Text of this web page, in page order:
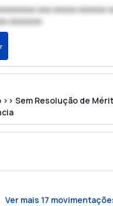
xxx xxxxx xxxxxx
xxxxxxx
Sem Resolução de
Ver mais 17